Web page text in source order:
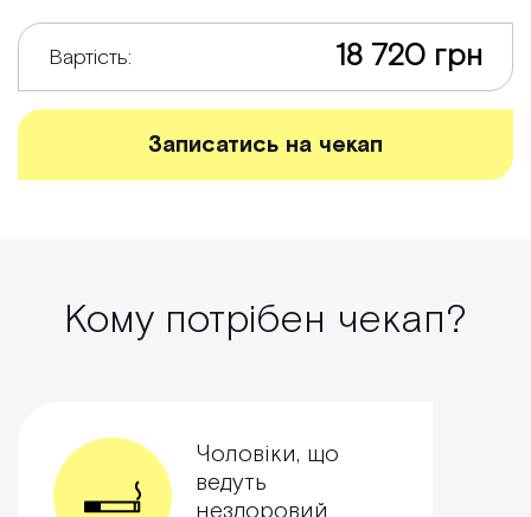
Вартість: 18 720 грн
Записатись на чекап
Кому потрібен чекап?
Чоловіки, що
ведуть